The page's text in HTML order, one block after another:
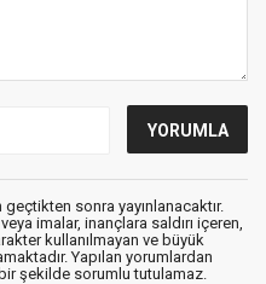
geçtikten sonra yayınlanacaktır.
imalar, inançlara saldırı içeren,
kullanılmayan ve büyük
Yapılan yorumlardan
şekilde sorumlu tutulamaz.